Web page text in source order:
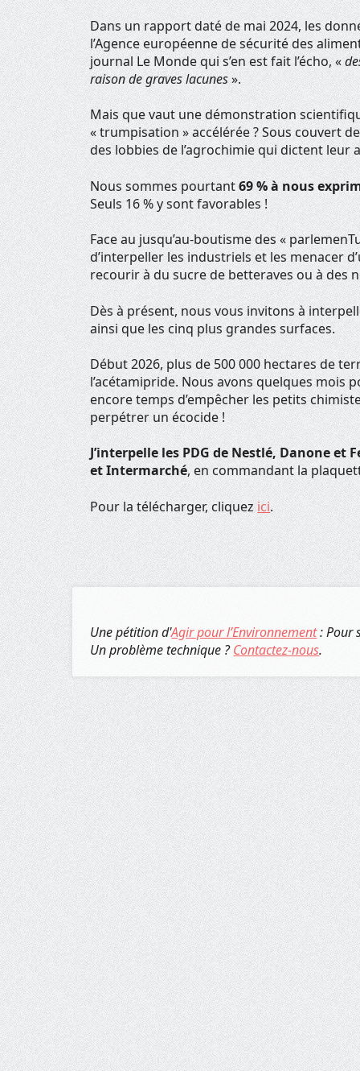
Dans un rapport daté de mai 2024, les
l’Agence européenne de sécurité des
journal Le Monde qui s’en est fait l’écho, «
raison de graves lacunes».
Mais que vaut une démonstration
« trumpisation » accélérée ? Sous couvert
des lobbies de l’agrochimie qui dictent
Nous sommes pourtant69 % à nous
Seuls 16 % y sont favorables !
Face au jusqu’au-boutisme des «
d’interpeller les industriels et les menacer
recourir à du sucre de betteraves ou à des
Dès à présent, nous vous invitons à
ainsi que les cinq plus grandes surfaces.
Début 2026, plus de 500 000 hectares de
l’acétamipride. Nous avons quelques mois
encore temps d’empêcher les petits
perpétrer un écocide !
J’interpelle les PDG de Nestlé, Danone et
et Intermarché, en commandant la
Pour la télécharger, cliquezici.
Une pétition d'Agir pour l’Environnement: Pour
Un problème technique ?Contactez-nous.